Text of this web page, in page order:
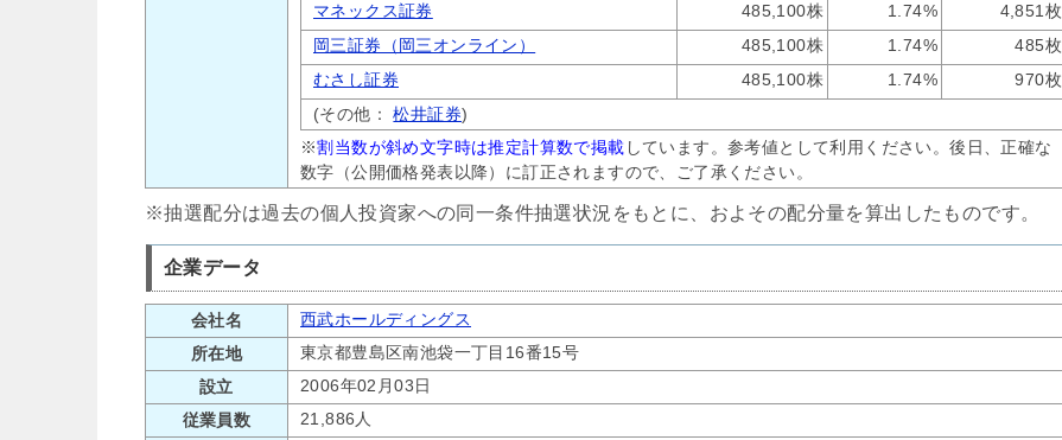
マネックス証券
485,100株 1.74%
4,851枚
岡三証券（岡三オンライン）
485,100株 1.74%
485枚
むさし証券
485,100株 1.74%
970枚
(その他：松井証券)
※割当数が斜め文字時は推定計算数で掲載 しています。参考値として利用ください。後日、正確な
数字（公開価格発表以降）に訂正されますので、ご了承ください。
※抽選配分は過去の個人投資家への同一条件抽選状況をもとに、およその配分量を算出したものです。
企業データ
会社名
西武ホールディングス
所在地
東京都豊島区南池袋一丁目16番15号
設立
2006年02月03日
従業員数
21,886人